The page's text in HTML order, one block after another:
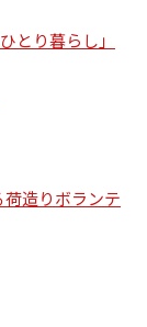
とり暮らし」
造りボランテ